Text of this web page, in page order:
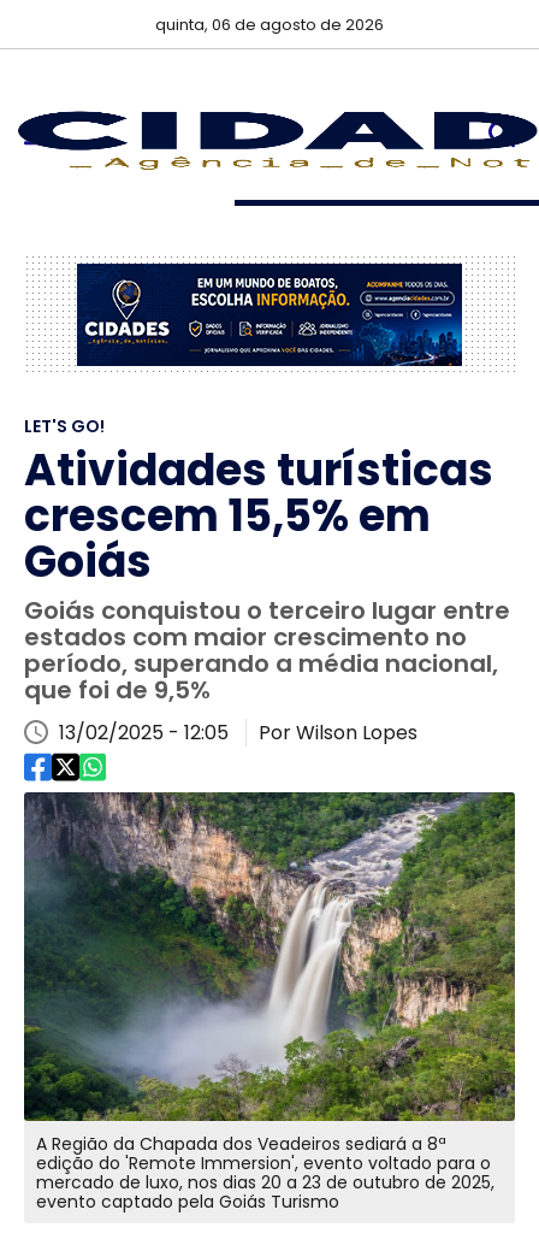
quinta, 06 de agosto de 2026
LET'S GO!
Atividades turísticas
crescem 15,5% em
Goiás
Goiás conquistou o terceiro lugar entre
estados com maior crescimento no
período, superando a média nacional,
que foi de 9,5%
13/02/2025 - 12:05 Por Wilson Lopes
A Região da Chapada dos Veadeiros sediará a 8ª
edição do 'Remote Immersion', evento voltado para o
mercado de luxo, nos dias 20 a 23 de outubro de 2025,
evento captado pela Goiás Turismo